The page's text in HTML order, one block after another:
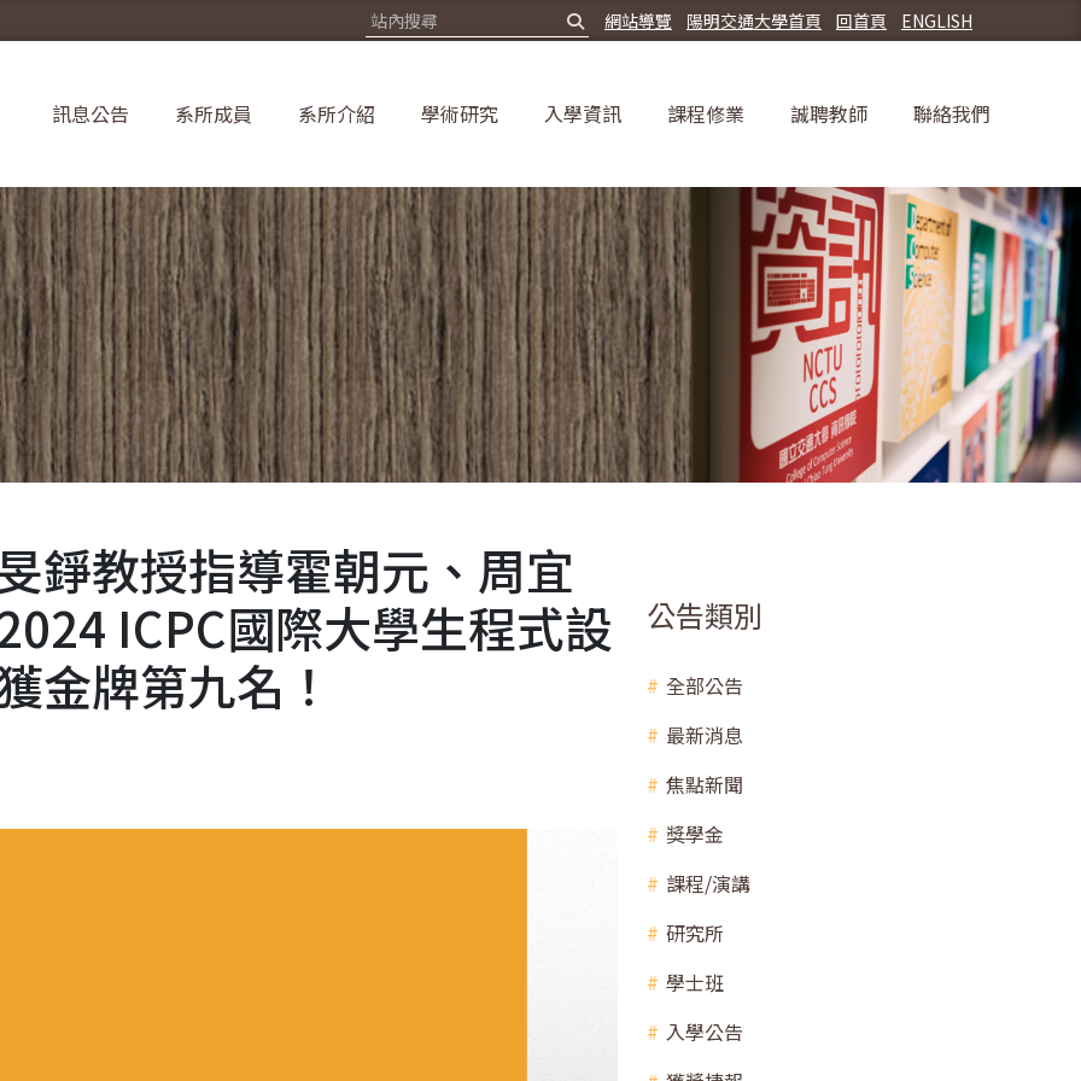
ENGLISH
回首頁
陽明交通大學首頁
網站導覽
訊息公告 系所成員 系所介紹 學術研究 入學資訊 課程修業 誠聘教師 聯絡我們
錚教授指導霍朝元、周宜
ICPC國際大學生程式設
金牌第九名！
公告類別
全部公告
最新消息
焦點新聞
獎學金
課程/演講
研究所
學士班
入學公告